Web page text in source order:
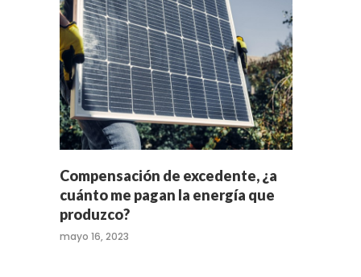
Compensación de excedente, ¿a
cuánto me pagan la energía que
produzco?
mayo 16, 2023